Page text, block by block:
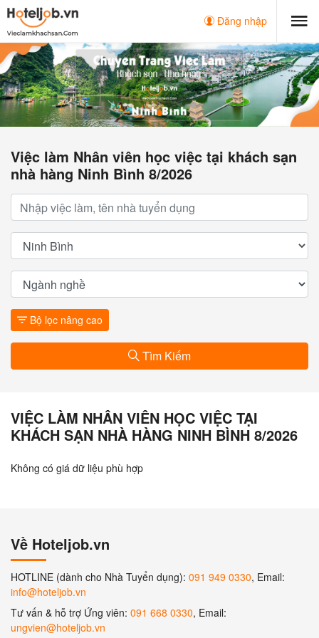
Đăng nhập
Việc làm Nhân viên học việc tại khách sạn
nhà hàng Ninh Bình 8/2026
Bộ lọc nâng cao
Tìm Kiếm
VIỆC LÀM NHÂN VIÊN HỌC VIỆC TẠI
KHÁCH SẠN NHÀ HÀNG NINH BÌNH 8/2026
Không có giá dữ liệu phù hợp
Về Hoteljob.vn
HOTLINE (dành cho Nhà Tuyển dụng): 091 949 0330, Email:
info@hoteljob.vn
Tư vấn & hỗ trợ Ứng viên: 091 668 0330, Email:
ungvien@hoteljob.vn